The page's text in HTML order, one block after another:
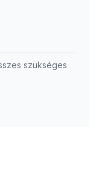
szükséges